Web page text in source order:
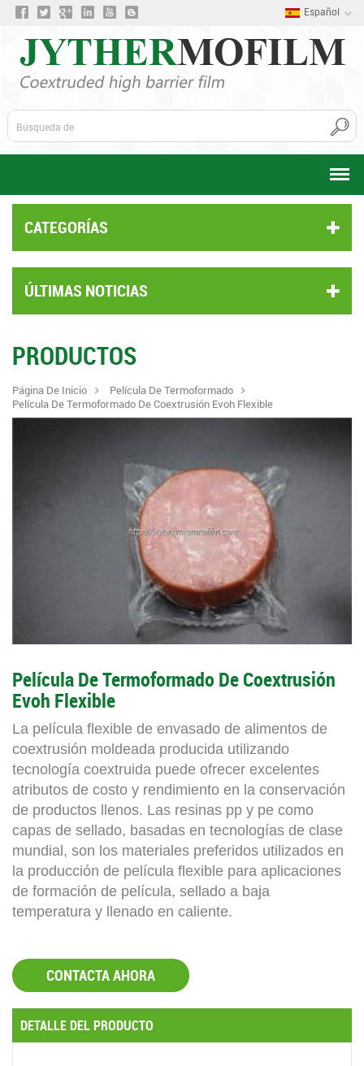
Español
CATEGORÍAS
ÚLTIMAS NOTICIAS
PRODUCTOS
Página De Inicio
Película De Termoformado
Película De Termoformado De Coextrusión Evoh Flexible
Película De Termoformado De Coextrusión
Evoh Flexible
La película flexible de envasado de alimentos de
coextrusión moldeada producida utilizando
tecnología coextruida puede ofrecer excelentes
atributos de costo y rendimiento en la conservación
de productos llenos. Las resinas pp y pe como
capas de sellado, basadas en tecnologías de clase
mundial, son los materiales preferidos utilizados en
la producción de película flexible para aplicaciones
de formación de película, sellado a baja
temperatura y llenado en caliente.
CONTACTA AHORA
DETALLE DEL PRODUCTO